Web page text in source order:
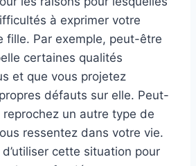
à exprimer votre
fille. Par exemple, peut-être
certaines qualités
et que vous projetez
défauts sur elle. Peut-
un autre type de
ressentez dans votre vie.
cette situation pour